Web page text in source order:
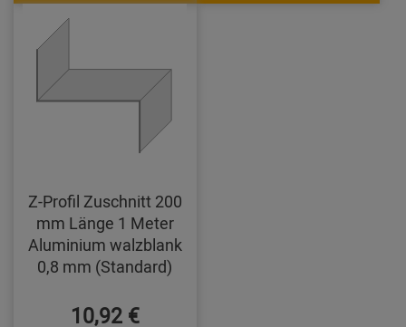
Z-Profil Zuschnitt 200
mm Länge 1 Meter
Aluminium walzblank
0,8 mm (Standard)
10,92 €